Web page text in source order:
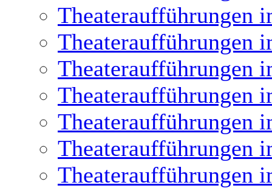
Theateraufführungen
Theateraufführungen
Theateraufführungen
Theateraufführungen
Theateraufführungen
Theateraufführungen
Theateraufführungen